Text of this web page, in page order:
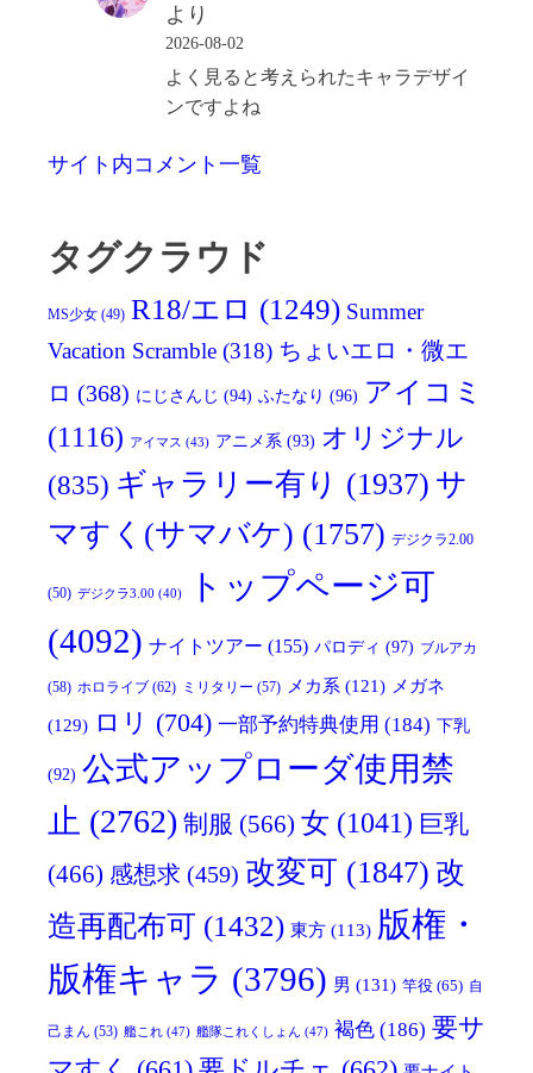
より
2026-08-02
よく見ると考えられたキャラデザイ
ンですよね
サイト内コメント一覧
タグクラウド
MS少女 (49) R18/エロ (1249) Summer
Vacation Scramble (318) ちょいエロ・微エ
ロ (368) にじさんじ (94) ふたなり (96) アイコミ
(1116) アイマス (43) アニメ系 (93) オリジナル
(835) ギャラリー有り (1937) サ
マすく(サマバケ) (1757) デジクラ2.00
(50) デジクラ3.00 (40)
トップページ可
(4092) ナイトツアー (155) パロディ (97) ブルアカ
(58) ホロライブ (62) ミリタリー (57) メカ系 (121) メガネ
(129) ロリ (704) 一部予約特典使用 (184) 下乳
(92) 公式アップローダ使用禁
止 (2762) 制服 (566) 女 (1041) 巨乳
(466) 感想求 (459) 改変可 (1847) 改
造再配布可 (1432) 東方 (113) 版権・
版権キャラ (3796) 男 (131) 竿役 (65) 自
己まん (53) 艦これ (47) 艦隊これくしょん (47) 褐色 (186) 要サ